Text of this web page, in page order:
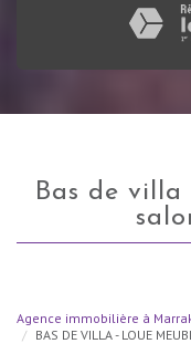
bas de villa - loue meuble - 1 ch +
Agence immobilière à
BAS DE VILLA - LOUE